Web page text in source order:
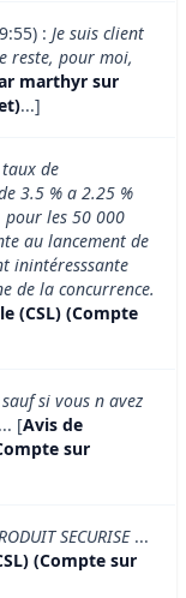
: Je suis client
reste, pour moi,
marthyr sur
...]
de
3.5 % a 2.25 %
les 50 000
au lancement de
inintéresssante
de la concurrence.
(CSL) (Compte
si vous n avez
... [Avis de
sur
SECURISE...
(Compte sur